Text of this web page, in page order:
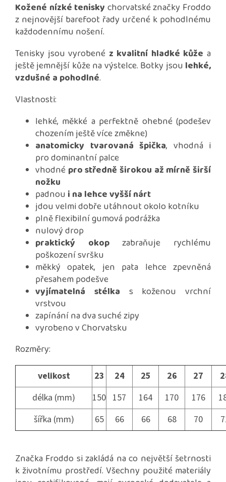
Kožené nízké tenisky chorvatské značky Froddo
z nejnovější barefoot řady určené k pohodlnému
každodennímu nošení.
Tenisky jsou vyrobené z kvalitní hladké kůže a
ještě jemnější kůže na výstelce. Botky jsou lehké,
vzdušné a pohodlné.
Vlastnosti:
lehké, měkké a perfektně ohebné (podešev
chozením ještě více změkne)
anatomicky tvarovaná špička, vhodná i
pro dominantní palce
vhodné pro středně širokou až mírně širší
nožku
padnou i na lehce vyšší nárt
jdou velmi dobře utáhnout okolo kotníku
plně flexibilní gumová podrážka
nulový drop
praktický okopzabraňuje rychlému
poškození svršku
měkký opatek, jen pata lehce zpevněná
přesahem podešve
vyjímatelná stélka s koženou vrchní
vrstvou
zapínání na dva suché zipy
vyrobeno v Chorvatsku
Rozměry:
velikost 23 24 25 26 27
délka (mm)
150 157 164 170 176
šířka (mm)
65 66 66 68 70
Značka Froddo si zakládá na co největší šetrnosti
k životnímu prostředí. Všechny použité materiály